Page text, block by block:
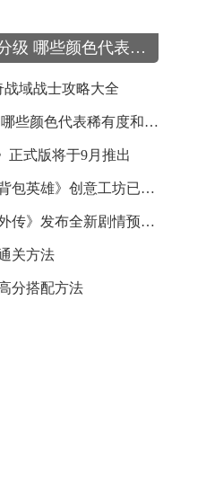
RTS《沙丘：香料战争》正式版将于9月推出
域战士攻略大全
炉石传说卡牌颜色分级 哪些颜色代表稀有度和强度
正式版将于9月推出
背包管理类肉鸽游戏《背包英雄》创意工坊已上线！
《努努之歌：英雄联盟外传》发布全新剧情预告 将于今年秋季发售
关方法
分搭配方法